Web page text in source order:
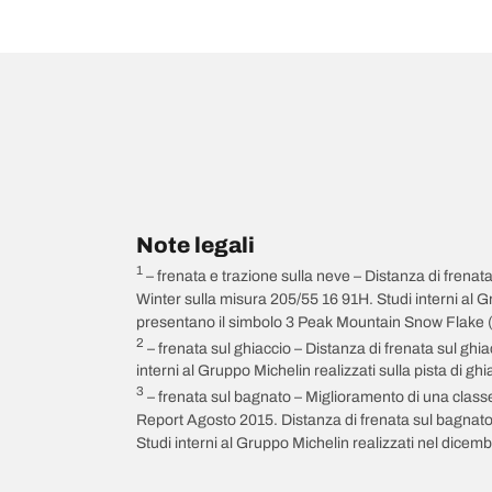
Note legali
1 – frenata e trazione sulla neve – Distanza di
Winter sulla misura 205/55 16 91H. Studi interni al
presentano il simbolo 3 Peak Mountain Snow
2 – frenata sul ghiaccio – Distanza di frenata sul
interni al Gruppo Michelin realizzati sulla pista di
3 – frenata sul bagnato – Miglioramento di una
Report Agosto 2015. Distanza di frenata sul
Studi interni al Gruppo Michelin realizzati nel